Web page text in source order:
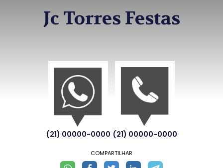
Jc Torres Festas
(21) 00000-0000 (21) 00000-0000
COMPARTILHAR